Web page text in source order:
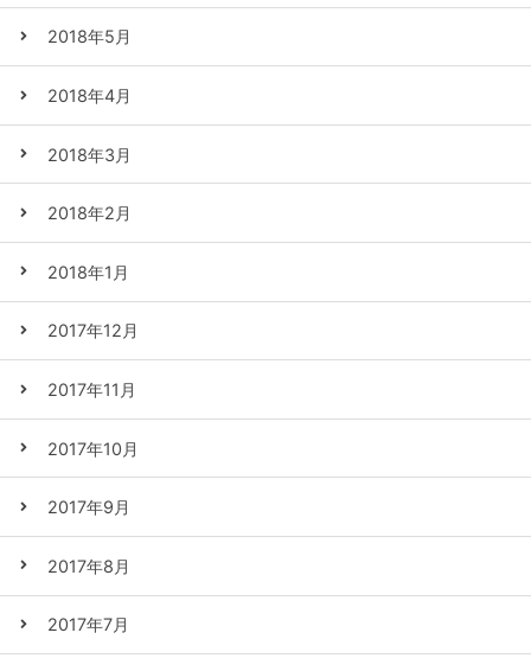
2018年5月
2018年4月
2018年3月
2018年2月
2018年1月
2017年12月
2017年11月
2017年10月
2017年9月
2017年8月
2017年7月